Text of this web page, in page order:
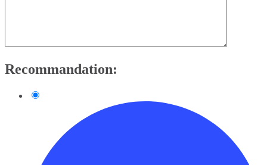
Recommandation: